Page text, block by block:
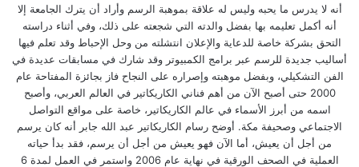
أنه لا يدرس ما يحبه وليس له علاقة بموهبة الرسم وأراد أن يترك الجامعة إلا
أنه أكمل تعليمه بها بفضل والدته التي شجعته على ذلك، وفي أثناء دراسته
التحق بشركة خاصة للدعاية والإعلان انتشلته من وحل الإحباط وقد تعلم فيها
أساليب جديدة للرسم عبر برامج الكمبيوتر وقد شارك في مسابقات عديدة في
الفن التشكيلي، وبفضل موهبته وإصراره على النجاح فاز بجائزة المفتاحة عام
2000 حتى أصبح الآن من أهم فناني الكاريكاتير في العالم العربي، وأصبح
اسمه من أبرز الأسماء في عالم الكاريكاتير، خاصة على مواقع التواصل
الاجتماعي وصحيفة مكة. أوضح رسام الكاريكاتير عبد الله جابر أنه كان يرسم
من أجل أن يعيش، أما الآن فهو يعيش من أجل أن يرسم، فقد بدأ حياته
العملية في الصحف الورقية في نهاية عام 2006 واستمر في العمل لمدة 6